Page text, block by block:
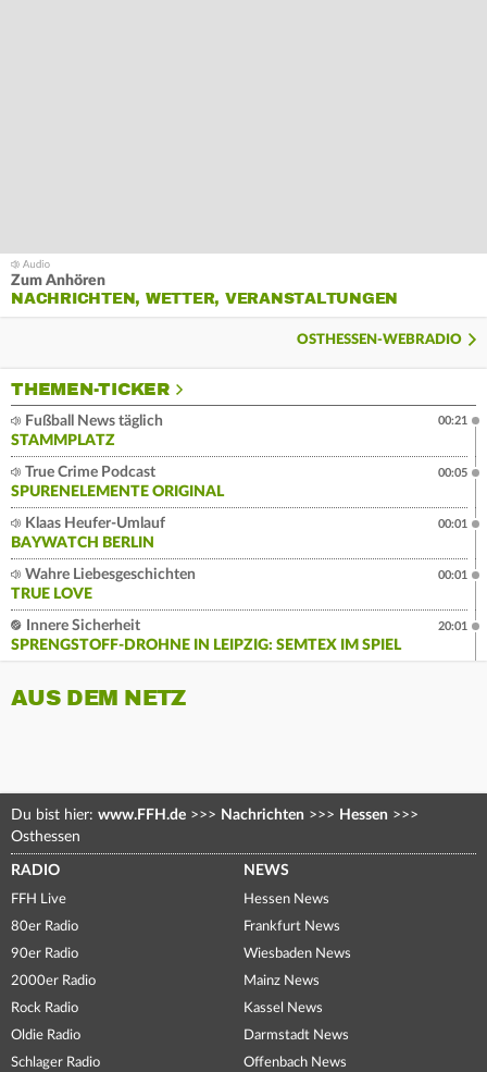
Zum Anhören
NACHRICHTEN, WETTER, VERANSTALTUNGEN
OSTHESSEN-WEBRADIO
THEMEN-TICKER
Fußball News täglich
STAMMPLATZ
00:21
True Crime Podcast
SPURENELEMENTE ORIGINAL
00:05
Klaas Heufer-Umlauf
BAYWATCH BERLIN
00:01
Wahre Liebesgeschichten
TRUE LOVE
00:01
Innere Sicherheit
SPRENGSTOFF-DROHNE IN LEIPZIG: SEMTEX IM SPIEL
20:01
AUS DEM NETZ
Du bist hier: www.FFH.de >>> Nachrichten >>> Hessen >>>
Osthessen
RADIO
FFH Live
80er Radio
90er Radio
2000er Radio
Rock Radio
Oldie Radio
Schlager Radio
NEWS
Hessen News
Frankfurt News
Wiesbaden News
Mainz News
Kassel News
Darmstadt News
Offenbach News